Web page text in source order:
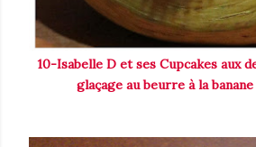
10-Isabelle D et ses Cupcakes aux
glaçage au beurre à la